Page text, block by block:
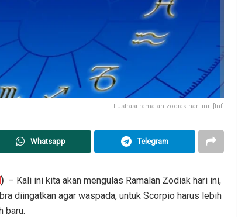
Ilustrasi ramalan zodiak hari ini. [Int]
Whatsapp Telegram
) – Kali ini kita akan mengulas Ramalan Zodiak hari ini,
diingatkan agar waspada, untuk Scorpio harus lebih
baru.